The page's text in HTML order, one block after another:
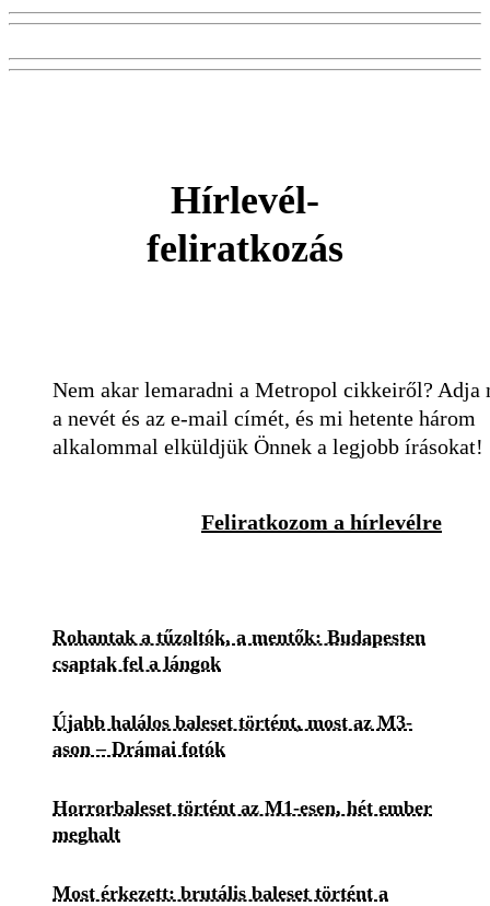
Hírlevél-
feliratkozás
Nem akar lemaradni a Metropol cikkeiről? Adja
a nevét és az e-mail címét, és mi hetente három
alkalommal elküldjük Önnek a legjobb írásokat!
Feliratkozom a hírlevélre
Rohantak a tűzoltók, a mentők: Budapesten
csaptak fel a lángok
Újabb halálos baleset történt, most az M3-
ason – Drámai fotók
Horrorbaleset történt az M1-esen, hét ember
meghalt
Most érkezett: brutális baleset történt a